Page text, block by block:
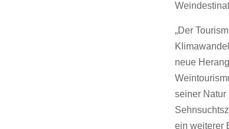
„Der
neue
seiner Natur
ein weiterer